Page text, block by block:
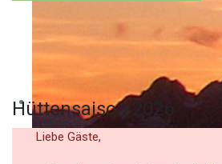
Hüttensaison 2026
Liebe Gäste,